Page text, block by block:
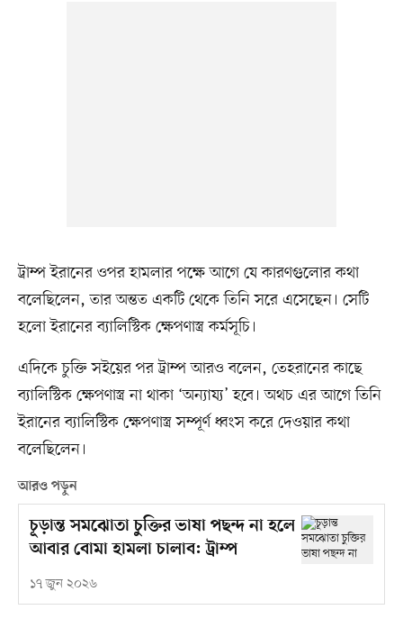
ট্রাম্প ইরানের ওপর হামলার পক্ষে আগে যে কারণগুলোর কথা
বলেছিলেন, তার অন্তত একটি থেকে তিনি সরে এসেছেন। সেটি
হলো ইরানের ব্যালিস্টিক ক্ষেপণাস্ত্র কর্মসূচি।
এদিকে চুক্তি সইয়ের পর ট্রাম্প আরও বলেন, তেহরানের কাছে
ব্যালিস্টিক ক্ষেপণাস্ত্র না থাকা ‘অন্যায্য’ হবে। অথচ এর আগে তিনি
ইরানের ব্যালিস্টিক ক্ষেপণাস্ত্র সম্পূর্ণ ধ্বংস করে দেওয়ার কথা
বলেছিলেন।
আরও পড়ুন
চূড়ান্ত সমঝোতা চুক্তির ভাষা পছন্দ না হলে
আবার বোমা হামলা চালাব: ট্রাম্প
১৭ জুন ২০২৬